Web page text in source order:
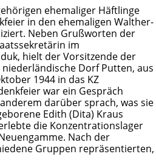
ehemaliger Häftlinge
in den ehemaligen Walther-
Neben Grußworten der
im
hielt der Vorsitzende der
Dorf Putten, aus
1944 in das KZ
war ein Gespräch
darüber sprach, was sie
Edith (Dita) Kraus
die Konzentrationslager
Nach der
Gruppen repräsentierten,